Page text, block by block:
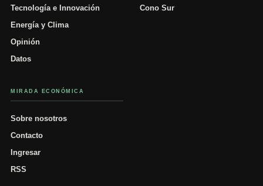
Tecnología e Innovación
Energía y Clima
Opinión
Datos
Cono Sur
MIRADA ECONÓMICA
Sobre nosotros
Contacto
Ingresar
RSS